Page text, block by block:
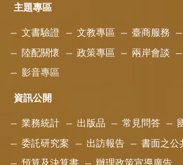
主題專區
文書驗證 文教專區 臺商服務
陸配關懷 政策專區 兩岸會談
影音專區
資訊公開
業務統計 出版品 常見問答
委託研究案 出訪報告 書面之公